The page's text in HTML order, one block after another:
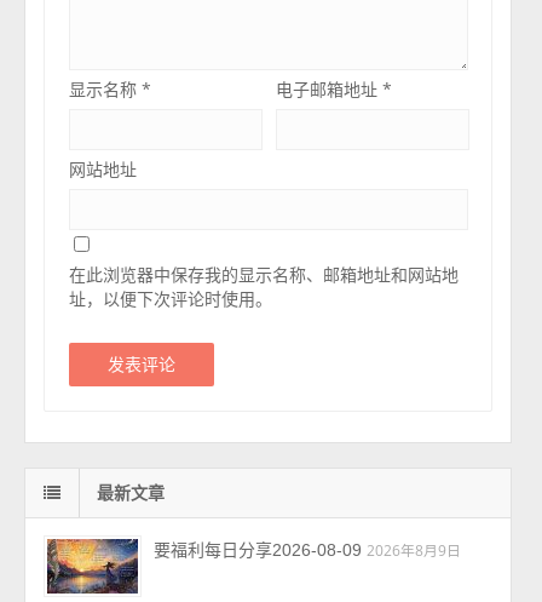
显示名称* 电子邮箱地址*
网站地址
在此浏览器中保存我的显示名称、邮箱地址和网站地
址，以便下次评论时使用。
最新文章
要福利每日分享2026-08-09 2026年8月9日